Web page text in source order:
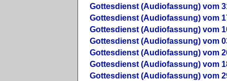
Gottesdienst (Audiofassung) vom
Gottesdienst (Audiofassung) vom
Gottesdienst (Audiofassung) vom
Gottesdienst (Audiofassung) vom
Gottesdienst (Audiofassung) vom
Gottesdienst (Audiofassung) vom
Gottesdienst (Audiofassung) vom